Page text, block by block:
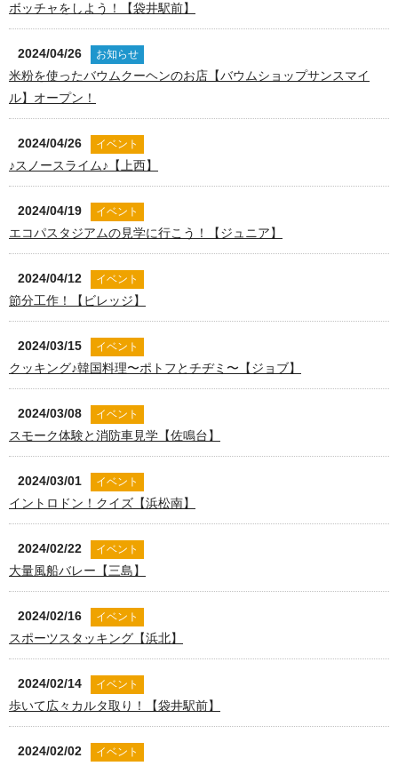
ボッチャをしよう！【袋井駅前】
2024/04/26 お知らせ
米粉を使ったバウムクーヘンのお店【バウムショップサンスマイ
ル】オープン！
2024/04/26 イベント
♪スノースライム♪【上西】
2024/04/19 イベント
エコパスタジアムの見学に行こう！【ジュニア】
2024/04/12 イベント
節分工作！【ビレッジ】
2024/03/15 イベント
クッキング♪韓国料理〜ポトフとチヂミ〜【ジョブ】
2024/03/08 イベント
スモーク体験と消防車見学【佐鳴台】
2024/03/01 イベント
イントロドン！クイズ【浜松南】
2024/02/22 イベント
大量風船バレー【三島】
2024/02/16 イベント
スポーツスタッキング【浜北】
2024/02/14 イベント
歩いて広々カルタ取り！【袋井駅前】
2024/02/02 イベント